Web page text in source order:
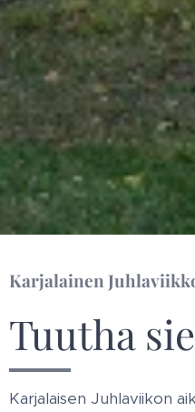
Karjalainen Juhlaviikko
Tuutha
Karjalaisen Juhlaviikon